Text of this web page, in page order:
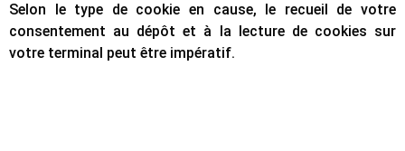
Selon le type de cookie en cause, le recueil de votre
consentement au dépôt et à la lecture de cookies sur
votre terminal peut être impératif.